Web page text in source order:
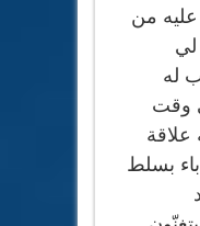
عليه من
له
وقت
بسلط